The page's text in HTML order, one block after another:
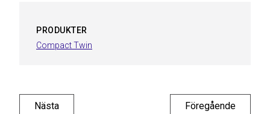
PRODUKTER
Compact Twin
Nästa Föregående